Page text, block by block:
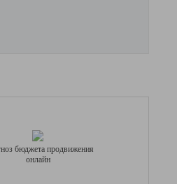
бюджета продвижения
онлайн